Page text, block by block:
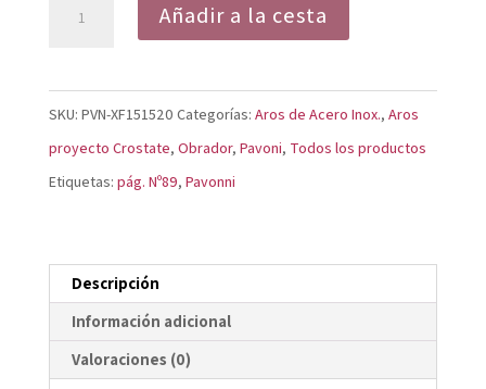
Cuadrados
Microperforados
XF151520
Añadir a la cesta
SKU: PVN-XF151520 Categorías: Aros de Acero Inox., Aros
proyecto Crostate, Obrador, Pavoni, Todos los productos
Etiquetas: pág. Nº89, Pavonni
Descripción
Información adicional
Valoraciones (0)